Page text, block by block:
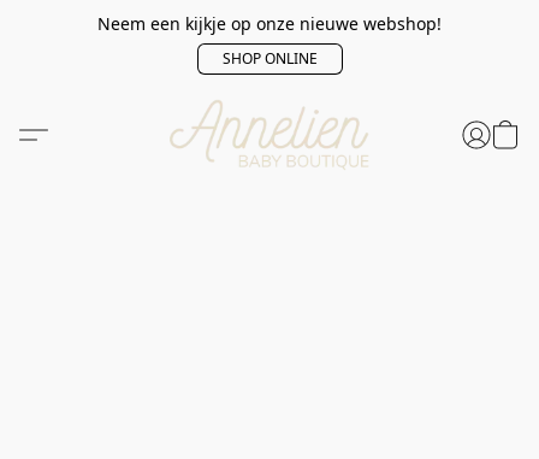
Neem een kijkje op onze nieuwe webshop!
SHOP ONLINE